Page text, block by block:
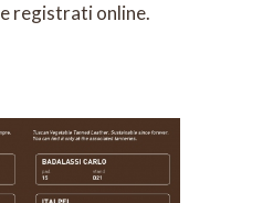
e registrati online.